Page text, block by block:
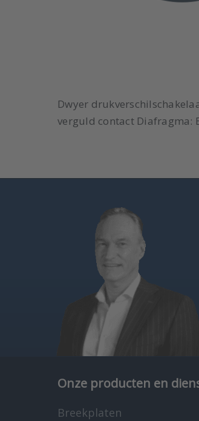
Dwyer
verguld contact Diafragma:
Onze producten en
Breekplaten